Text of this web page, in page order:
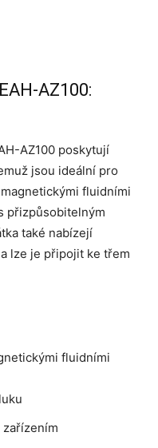
AZ100:
AZ100 poskytují
jsou ideální pro
fluidními
přizpůsobitelným
také nabízejí
lze je připojit ke třem
fluidními